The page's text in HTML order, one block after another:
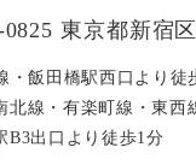
0825 東京都新宿
・飯田橋駅西口より徒
北線・有楽町線・東西
B3出口より徒歩1分